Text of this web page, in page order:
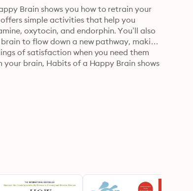
Brain shows you how to retrain your
simple activities that help you
oxytocin, and endorphin. You’ll also
to flow down a new pathway, making
of satisfaction when you need them
brain, Habits of a Happy Brain shows